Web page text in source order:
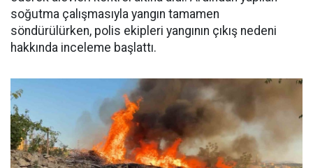
soğutma çalışmasıyla yangın tamamen
söndürülürken, polis ekipleri yangının çıkış nedeni
hakkında inceleme başlattı.